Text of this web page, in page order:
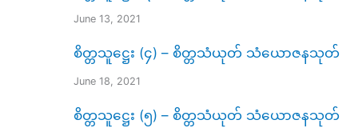
June 13, 2021
စိတ္တသူဋ္ဌေး (၄) – စိတ္တသံယုတ် သံယောဇနသုတ်
June 18, 2021
စိတ္တသူဋ္ဌေး (၅) – စိတ္တသံယုတ် သံယောဇနသုတ်